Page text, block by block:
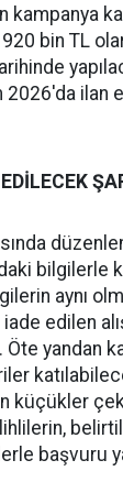
kampanya
bin TL
2026'da ilan
bilgilerle
aynı
edilen
Öte yandan
küçükler
başvuru